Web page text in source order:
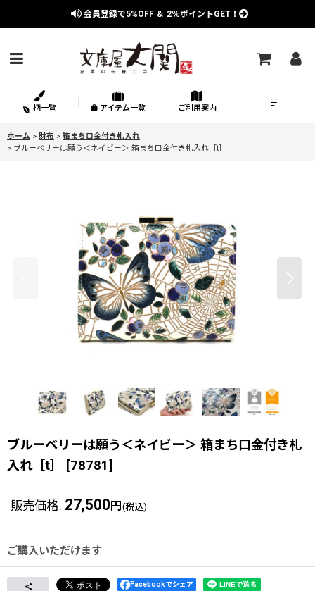
会員登録で5%OFF ＆ 2％ポイントGET！
柄一覧 アイテム一覧 ご利用案内
ホーム > 財布 > 箱まち口金付き札入れ
> ブルーベリーは願う＜ネイビー＞ 箱まち口金付き札入れ［t］
ブルーベリーは願う＜ネイビー＞ 箱まち口金付き札
入れ［t］
[78781]
販売価格: 27,500 円 (税込)
ご購入いただけます
Facebookでシェア